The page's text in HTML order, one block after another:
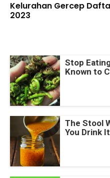
Kelurahan Gercep
2023
Stop
Known to
The Stool
You Drink